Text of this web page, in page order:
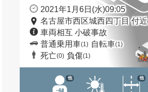
2021年1月6日(水)09:05
名古屋市西区城西四丁目 付近
車両相互 小破事故
普通乗用車(1) 自転車(1)
死亡(0) 負傷(1)
他 他